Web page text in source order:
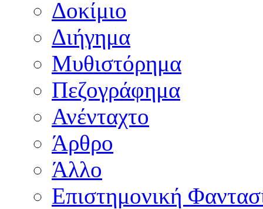
Δοκίμιο
Διήγημα
Μυθιστόρημα
Πεζογράφημα
Ανένταχτο
Άρθρο
Άλλο
Επιστημονική